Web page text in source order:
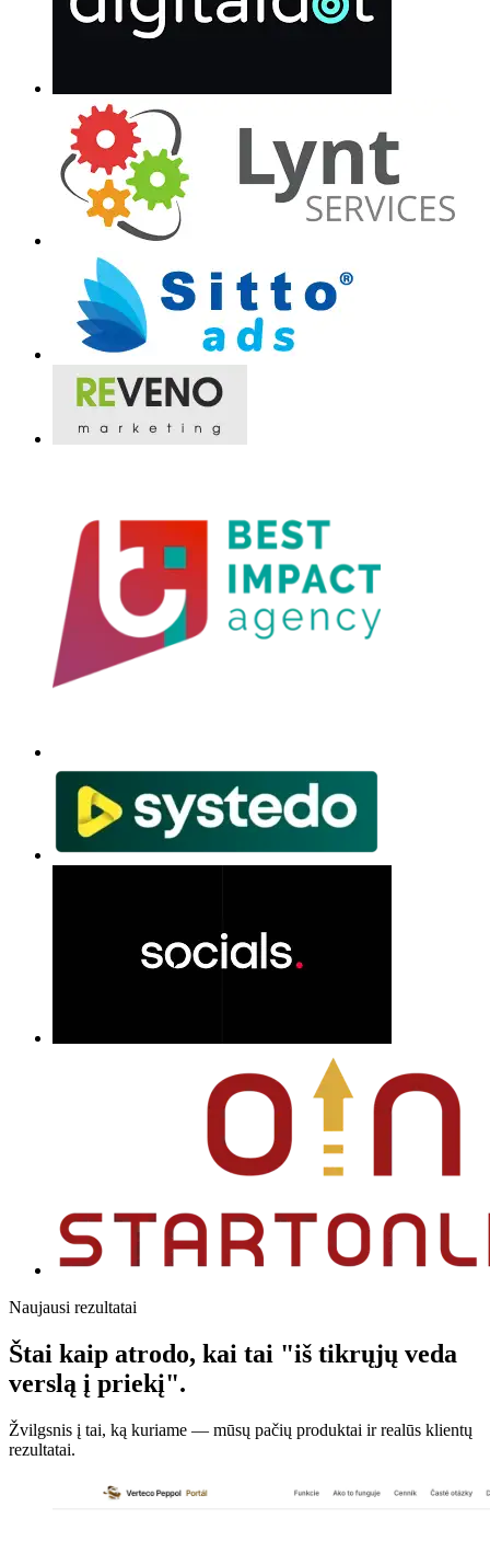
Naujausi rezultatai
Štai kaip atrodo, kai tai "iš tikrųjų veda
verslą į priekį".
Žvilgsnis į tai, ką kuriame — mūsų pačių produktai ir realūs klientų
rezultatai.